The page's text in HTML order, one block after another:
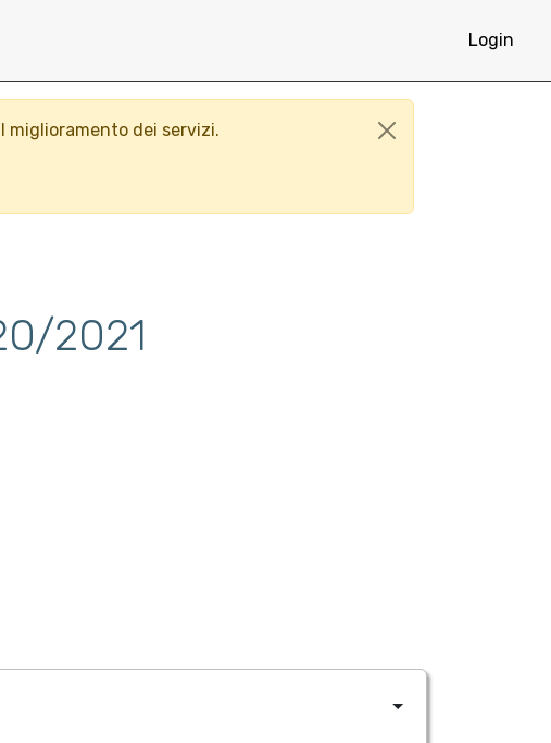
Login
miglioramento dei servizi.
2021